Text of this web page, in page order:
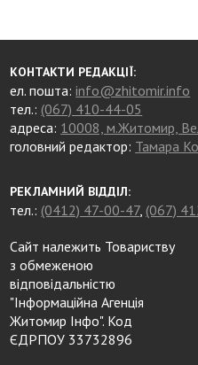
КОНТАКТИ РЕДАКЦІЇ:
ел. пошта:info@zhitomir.info
тел.: (067) 410-44-05
адреса: 10008, м.Житомир,
головний редактор: Тамара
РЕКЛАМНИЙ ВІДДІЛ:
тел.: (0412) 47-00-47, (067)
Сайт належить Товариству
з обмеженою
відповідальністю
"Інформаційна Агенція
Житомир Інфо". Код
ЄДРПОУ 33732896